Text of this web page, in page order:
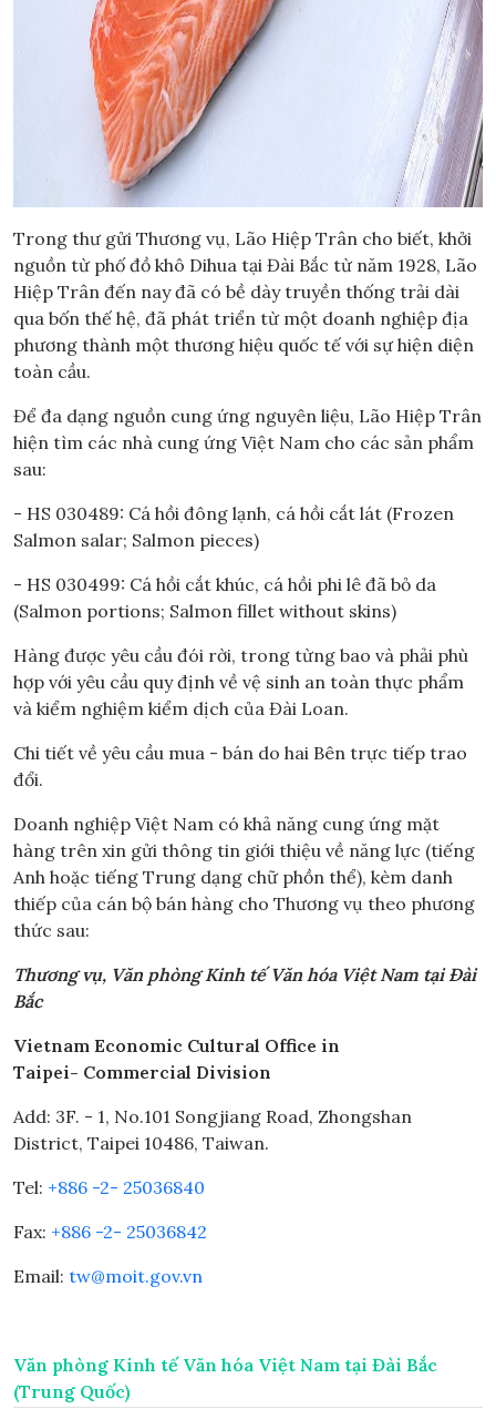
Trong thư gửi Thương vụ, Lão Hiệp Trân cho biết, khởi
nguồn từ phố đồ khô Dihua tại Đài Bắc từ năm 1928, Lão
Hiệp Trân đến nay đã có bề dày truyền thống trải dài
qua bốn thế hệ, đã phát triển từ một doanh nghiệp địa
phương thành một thương hiệu quốc tế với sự hiện diện
toàn cầu.
Để đa dạng nguồn cung ứng nguyên liệu, Lão Hiệp Trân
hiện tìm các nhà cung ứng Việt Nam cho các sản phẩm
sau:
- HS 030489: Cá hồi đông lạnh, cá hồi cắt lát (Frozen
Salmon salar; Salmon pieces)
- HS 030499: Cá hồi cắt khúc, cá hồi phi lê đã bỏ da
(Salmon portions; Salmon fillet without skins)
Hàng được yêu cầu đói rời, trong từng bao và phải phù
hợp với yêu cầu quy định về vệ sinh an toàn thực phẩm
và kiểm nghiệm kiểm dịch của Đài Loan.
Chi tiết về yêu cầu mua - bán do hai Bên trực tiếp trao
đổi.
Doanh nghiệp Việt Nam có khả năng cung ứng mặt
hàng trên xin gửi thông tin giới thiệu về năng lực (tiếng
Anh hoặc tiếng Trung dạng chữ phồn thể), kèm danh
thiếp của cán bộ bán hàng cho Thương vụ theo phương
thức sau:
Thương vụ, Văn phòng Kinh tế Văn hóa Việt Nam tại Đài
Bắc
Vietnam Economic Cultural Office in
Taipei- Commercial Division
Add: 3F. - 1, No.101 Songjiang Road, Zhongshan
District, Taipei 10486, Taiwan.
Tel: +886 -2- 25036840
Fax: +886 -2- 25036842
Email: tw@moit.gov.vn
Văn phòng Kinh tế Văn hóa Việt Nam tại Đài Bắc
(Trung Quốc)